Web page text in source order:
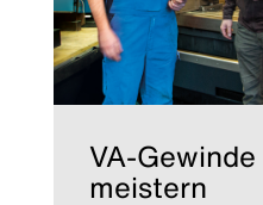
VA-
meistern